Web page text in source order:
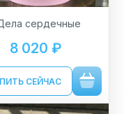
сердечные
8 020 ₽
СЕЙЧАС